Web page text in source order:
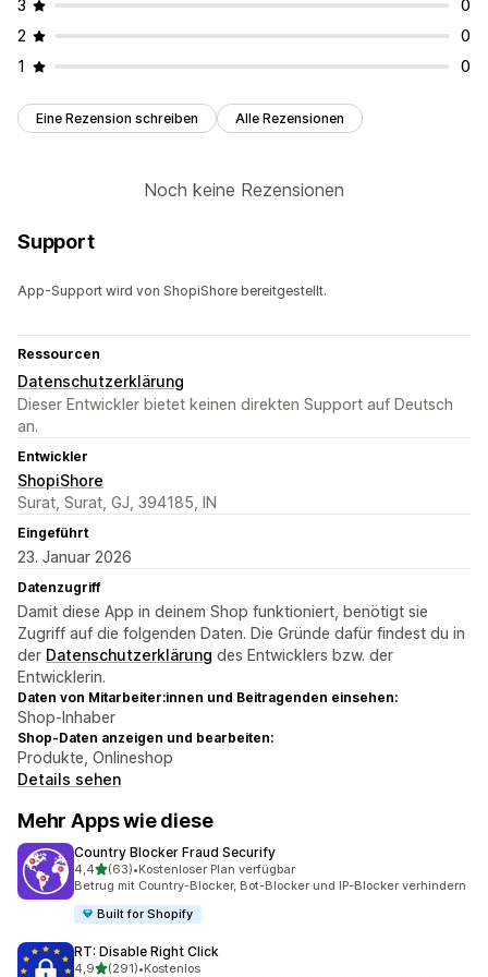
3
0
2
0
1
0
Eine Rezension schreiben Alle Rezensionen
Noch keine Rezensionen
Support
App-Support wird von ShopiShore bereitgestellt.
Ressourcen
Datenschutzerklärung
Dieser Entwickler bietet keinen direkten Support auf Deutsch
an.
Entwickler
ShopiShore
Surat, Surat, GJ, 394185, IN
Eingeführt
23. Januar 2026
Datenzugriff
Damit diese App in deinem Shop funktioniert, benötigt sie
Zugriff auf die folgenden Daten. Die Gründe dafür findest du in
der Datenschutzerklärung des Entwicklers bzw. der
Entwicklerin.
Daten von Mitarbeiter:innen und Beitragenden einsehen:
Shop-Inhaber
Shop-Daten anzeigen und bearbeiten:
Produkte, Onlineshop
Details sehen
Mehr Apps wie diese
Country Blocker Fraud Securify
4,4von 5 Sternen
(63)
63 Rezensionen insgesamt
•Kostenloser Plan verfügbar
Betrug mit Country-Blocker, Bot-Blocker und IP-Blocker verhindern
Built for Shopify
RT: Disable Right Click
4,9von 5 Sternen
(291)•Kostenlos